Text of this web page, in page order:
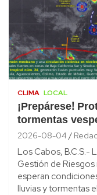
CLIMA LOCAL
¡Prepárese!
tormentas
2026-08-04
Los Cabos, B.C.S.-
Gestión de
esperan
lluvias y tormentas